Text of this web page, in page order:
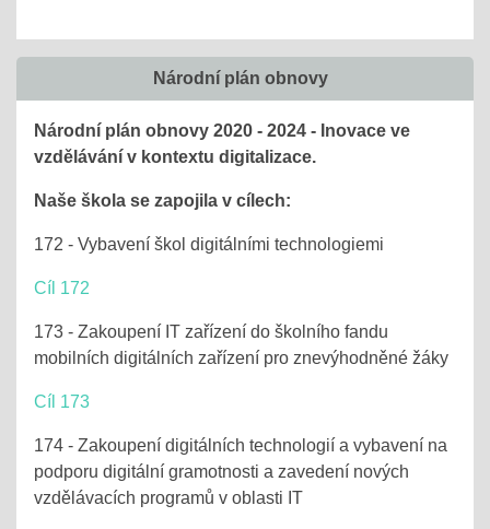
Národní plán obnovy
Národní plán obnovy 2020 - 2024 - Inovace ve
vzdělávání v kontextu digitalizace.
Naše škola se zapojila v cílech:
172 - Vybavení škol digitálními technologiemi
Cíl 172
173 - Zakoupení IT zařízení do školního fandu
mobilních digitálních zařízení pro znevýhodněné žáky
Cíl 173
174 - Zakoupení digitálních technologií a vybavení na
podporu digitální gramotnosti a zavedení nových
vzdělávacích programů v oblasti IT